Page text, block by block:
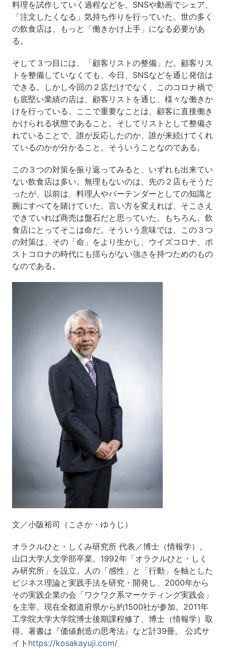
料理を試作していく過程などを、SNSや動画でシェア、
「注文したくなる」気持ち作りを行っていた。世の多く
の飲食店は、もっと「働きかけ上手」になる必要があ
る。
そして３つ目には、「顧客リストの整備」だ。顧客リス
トを整備していなくても、今日、SNSなどを通じ発信は
できる。しかし今回の２店だけでなく、このコロナ禍で
も底堅い業績の店は、顧客リストを通じ、様々な働きか
けを行っている。ここで重要なことは、顧客に直接働き
かけられる状態であること。そしてリストとして整備さ
れていることで、誰が反応したのか、誰が来続けてくれ
ているのかが分かること。そういうことなのである。
この３つの対策を振り返ってみると、いずれも出来てい
ない飲食店は多い。無理もないのは、先の２店もそうだ
ったが、以前は、料理人やバーテンダーとしての知識と
腕にすべてを賭けていた。言い方を変えれば、そこさえ
できていれば商売は盤石だと思っていた。もちろん、飲
食店にとってそこは命だ。そういう意味では、この３つ
の対策は、その「命」をより生かし、ウイズコロナ、ポ
ストコロナの時代にも揺らがない強さを持つためのもの
なのである。
文／小阪裕司（こさか・ゆうじ）
オラクルひと・しくみ研究所 代表／博士（情報学）。
山口大学人文学部卒業。1992年「オラクルひと・しく
み研究所」を設立。人の「感性」と「行動」を軸とした
ビジネス理論と実践手法を研究・開発し、2000年から
その実践企業の会「ワクワク系マーケティング実践会」
を主宰。現在全都道府県から約1500社が参加。2011年
工学院大学大学院博士後期課程修了、博士（情報学）取
得。著書は『価値創造の思考法』など計39冊。 公式サ
イト https://kosakayuji.com/